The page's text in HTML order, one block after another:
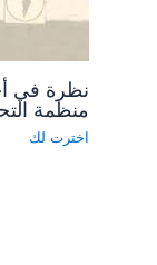
نظرة في
منظمة
اخترت لك